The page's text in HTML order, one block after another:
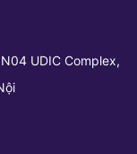
UDIC Complex,